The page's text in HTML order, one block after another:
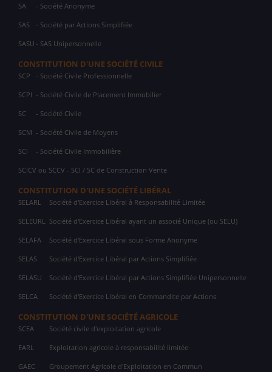
SA - Société Anonyme
SAS - Société par Actions Simplifiée
SASU - SAS Unipersonnelle
CONSTITUTION D'UNE SOCIÉTÉ CIVILE
SCP - Société Civile Professionnelle
SCPI - Société Civile de Placement Immobilier
SC - Société Civile
SCM - Société Civile de Moyens
SCI - Société Civile Immobilière
SCICV ou SCCV - SCI / SC de Construction Vente
CONSTITUTION D'UNE SOCIÉTÉ LIBÉRAL
SELARL Société d'Exercice Libéral à Responsabilité Limitée
SELEURL Société d'Exercice Libéral ayant un associé Unique (ou SELU)
SELAFA Société d'Exercice Libéral sous Forme Anonyme
SELAS Société d'Exercice Libéral par Actions Simplifiée
SELASU Société d'Exercice Libéral par Actions Simplifiée Unipersonnelle
SELCA Société d'Exercice Libéral en Commandite par Actions
CONSTITUTION D'UNE SOCIÉTÉ AGRICOLE
SCEA Société civile d'exploitation agricole
EARL Exploitation agricole à responsabilité limitée
GAEC Groupement Agricole d'Exploitation en Commun